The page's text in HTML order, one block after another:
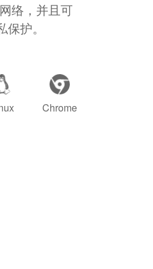
络，并且可
护。
Chrome